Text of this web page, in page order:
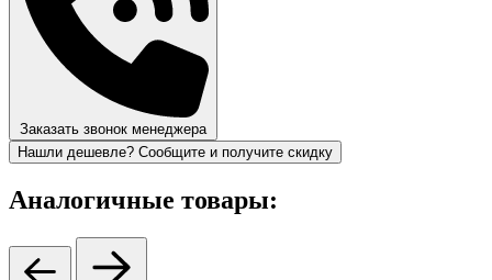
Заказать звонок менеджера
Нашли дешевле? Сообщите и получите скидку
Аналогичные товары: